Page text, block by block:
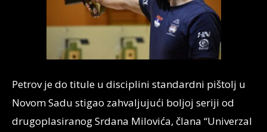
Petrov je do titule u disciplini standardni pištolj u
Novom Sadu stigao zahvaljujući boljoj seriji od
drugoplasiranog Srdana Milovića, člana “Univerzal